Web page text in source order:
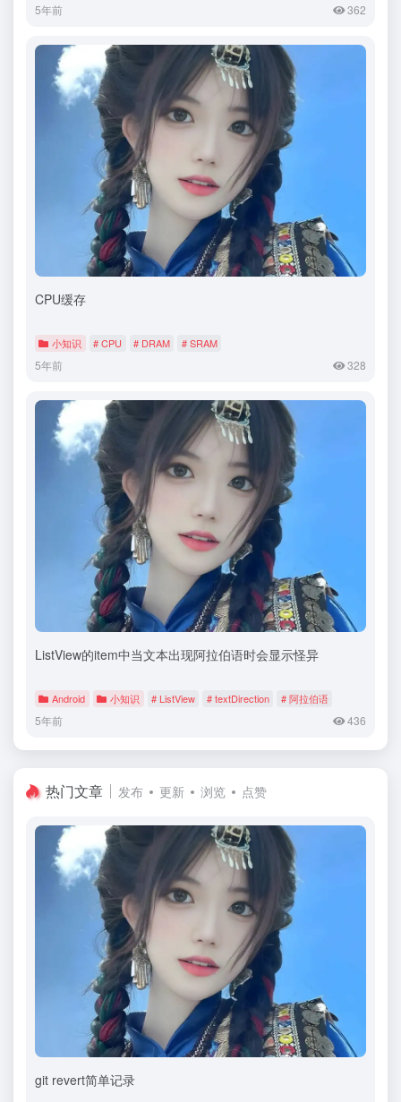
5年前 362
CPU缓存
小知识 # CPU # DRAM # SRAM
5年前 328
ListView的item中当文本出现阿拉伯语时会显示怪异
Android 小知识 # ListView # textDirection # 阿拉伯语
5年前 436
热门文章 发布 更新 浏览 点赞
git revert简单记录